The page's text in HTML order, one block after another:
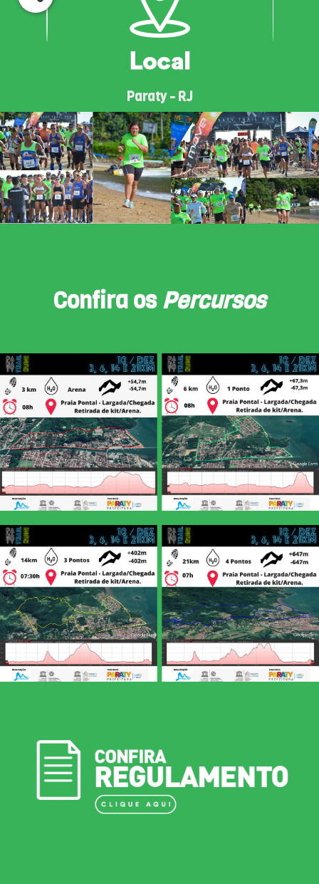
Paraty - RJ
Confira osPercursos